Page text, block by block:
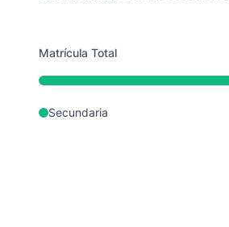
Matrícula Total
Secundaria